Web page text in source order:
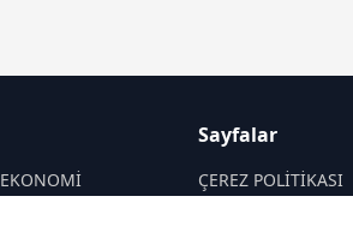
EKONOMİ
Sayfalar
ÇEREZ POLİTİKASI